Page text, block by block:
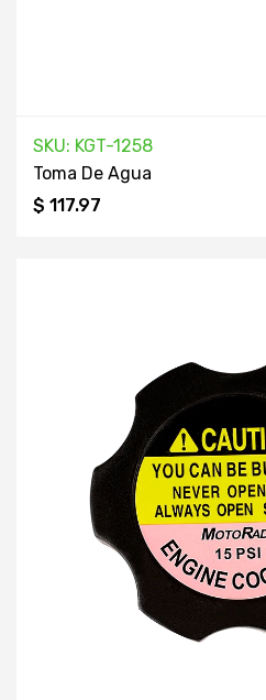
SKU: KGT-1258
Toma De Agua
$ 117.97